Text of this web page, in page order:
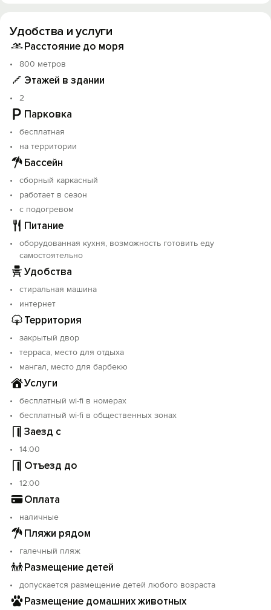
также стоят столики, где так приятно отдыхать под
шум воды. Горный кавказский воздух напоенный
сил и здоровья Вам и Вашим детям.
У нас созданы все условия для комфортного отдыха!
Удобства и услуги
Расстояние до моря
800 метров
Этажей в здании
2
Парковка
бесплатная
на территории
Бассейн
сборный каркасный
работает в сезон
с подогревом
Питание
оборудованная кухня, возможность готовить еду
самостоятельно
Удобства
стиральная машина
интернет
Территория
закрытый двор
терраса, место для отдыха
мангал, место для барбекю
Услуги
бесплатный wi-fi в номерах
бесплатный wi-fi в общественных зонах
Заезд с
14:00
Отъезд до
12:00
Оплата
наличные
Пляжи рядом
галечный пляж
Размещение детей
допускается размещение детей любого возраста
Размещение домашних животных